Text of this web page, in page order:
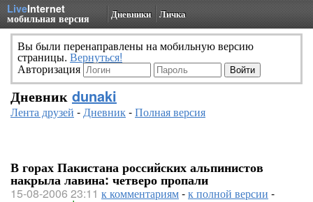
LiveInternet
мобильная версия Дневники Личка
Вы были перенаправлены на мобильную версию
страницы. Вернуться!
Авторизация
Дневник dunaki
Лента друзей -Дневник-Полная версия
В горах Пакистана российских альпинистов
накрыла лавина: четверо пропали
15-08-2006 23:11 к комментариям-к полной версии -